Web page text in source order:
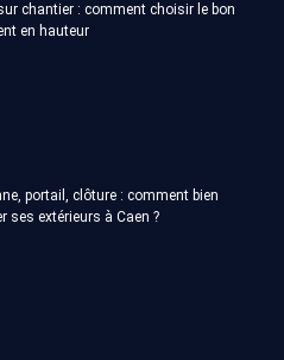
chantier : comment choisir le bon
en hauteur
portail, clôture : comment bien
ses extérieurs à Caen ?